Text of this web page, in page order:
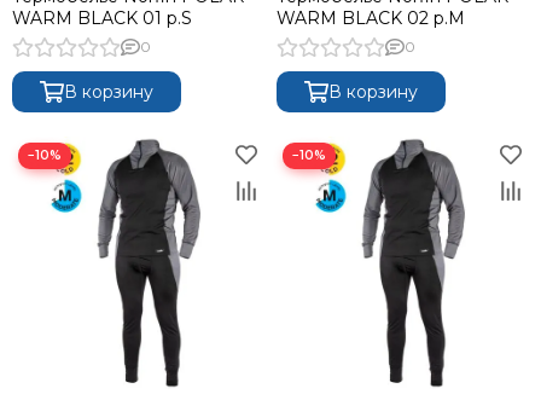
WARM BLACK 01 р.S
0
В корзину
WARM BLACK 02 р.M
0
В корзину
−10% −10%